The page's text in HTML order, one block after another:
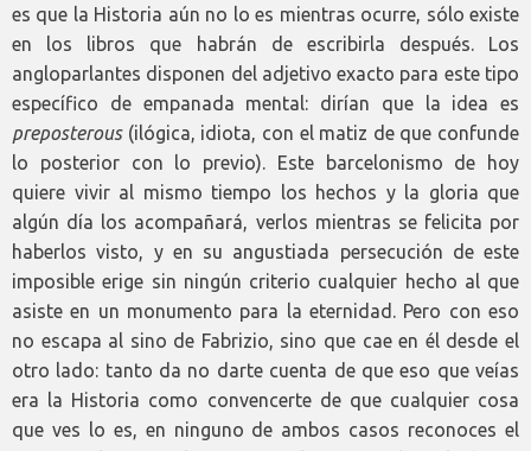
es que la Historia aún no lo es mientras ocurre, sólo existe
en los libros que habrán de escribirla después. Los
angloparlantes disponen del adjetivo exacto para este tipo
específico de empanada mental: dirían que la idea es
preposterous(ilógica, idiota, con el matiz de que confunde
lo posterior con lo previo). Este barcelonismo de hoy
quiere vivir al mismo tiempo los hechos y la gloria que
algún día los acompañará, verlos mientras se felicita por
haberlos visto, y en su angustiada persecución de este
imposible erige sin ningún criterio cualquier hecho al que
asiste en un monumento para la eternidad. Pero con eso
no escapa al sino de Fabrizio, sino que cae en él desde el
otro lado: tanto da no darte cuenta de que eso que veías
era la Historia como convencerte de que cualquier cosa
que ves lo es, en ninguno de ambos casos reconoces el